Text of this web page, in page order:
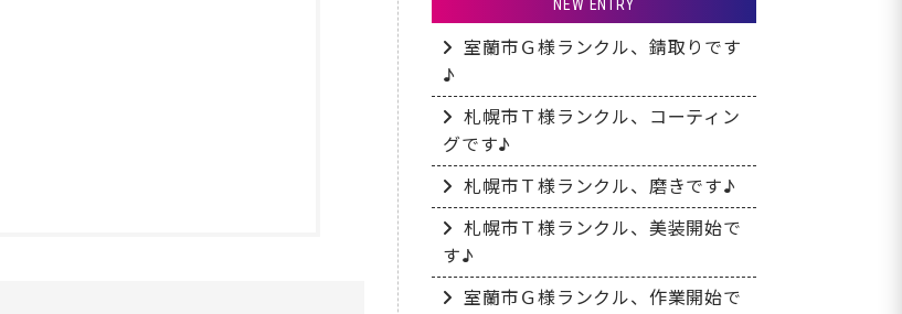
NEW ENTRY
室蘭市Ｇ様ランクル、錆取りです
♪
札幌市Ｔ様ランクル、コーティン
グです♪
札幌市Ｔ様ランクル、磨きです♪
札幌市Ｔ様ランクル、美装開始で
す♪
室蘭市Ｇ様ランクル、作業開始で